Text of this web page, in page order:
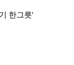
한그릇'